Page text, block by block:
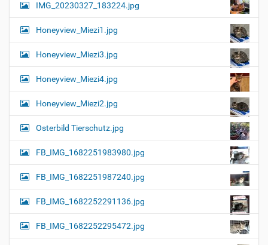
IMG_20230327_183224.jpg
Honeyview_Miezi1.jpg
Honeyview_Miezi3.jpg
Honeyview_Miezi4.jpg
Honeyview_Miezi2.jpg
Osterbild Tierschutz.jpg
FB_IMG_1682251983980.jpg
FB_IMG_1682251987240.jpg
FB_IMG_1682252291136.jpg
FB_IMG_1682252295472.jpg